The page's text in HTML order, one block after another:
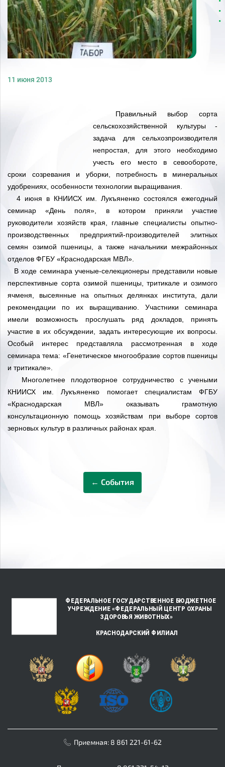
11 июня 2013
Правильный выбор сорта
сельскохозяйственной культуры -
задача для сельхозпроизводителя
непростая, для этого необходимо
учесть его место в севообороте,
сроки созревания и уборки, потребность в минеральных
удобрениях, особенности технологии выращивания.
4 июня в КНИИСХ им. Лукъяненко состоялся ежегодный
семинар «День поля», в котором приняли участие
руководители хозяйств края, главные специалисты опытно-
производственных предприятий-производителей элитных
семян озимой пшеницы, а также начальники межрайонных
отделов ФГБУ «Краснодарская МВЛ».
В ходе семинара ученые-селекционеры представили новые
перспективные сорта озимой пшеницы, тритикале и озимого
ячменя, высеянные на опытных делянках института, дали
рекомендации по их выращиванию. Участники семинара
имели возможность прослушать ряд докладов, принять
участие в их обсуждении, задать интересующие их вопросы.
Особый интерес представляла рассмотренная в ходе
семинара тема: «Генетическое многообразие сортов пшеницы
и тритикале».
Многолетнее плодотворное сотрудничество с учеными
КНИИСХ им. Лукъяненко помогает специалистам ФГБУ
«Краснодарская МВЛ» оказывать грамотную
консультационную помощь хозяйствам при выборе сортов
зерновых культур в различных районах края.
← События
Приемная: 8 861 221-61-62